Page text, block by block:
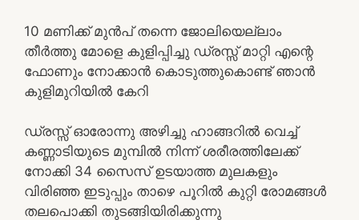
10 മണിക്ക് മുൻപ് തന്നെ ജോലിയെല്ലാം
തീർത്തു മോളെ കുളിപ്പിച്ചു ഡ്രസ്സ് മാറ്റി എന്റെ
ഫോണും നോക്കാൻ കൊടുത്തുകൊണ്ട് ഞാൻ
കുളിമുറിയിൽ കേറി
ഡ്രസ്സ് ഓരോന്നു അഴിച്ചു ഹാങ്ങറിൽ വെച്ച്
കണ്ണാടിയുടെ മുമ്പിൽ നിന്ന് ശരീരത്തിലേക്ക്
നോക്കി 34 സൈസ് ഉടയാത്ത മുലകളും
വിരിഞ്ഞ ഇടുപ്പും താഴെ പൂറിൽ കുറ്റി രോമങ്ങൾ
തലപൊക്കി തുടങ്ങിയിരിക്കുന്നു